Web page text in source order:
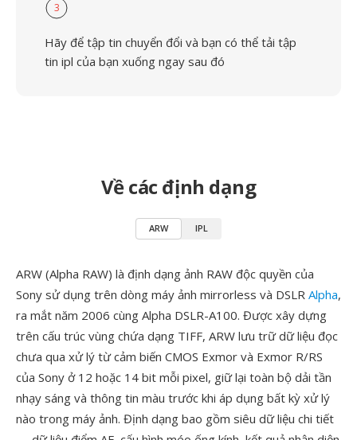
3
Hãy để tập tin chuyển đổi và bạn có thể tải tập
tin ipl của bạn xuống ngay sau đó
Về các định dạng
ARW IPL
ARW (Alpha RAW) là định dạng ảnh RAW độc quyền của
Sony sử dụng trên dòng máy ảnh mirrorless và DSLR Alpha,
ra mắt năm 2006 cùng Alpha DSLR-A100. Được xây dựng
trên cấu trúc vùng chứa dạng TIFF, ARW lưu trữ dữ liệu đọc
chưa qua xử lý từ cảm biến CMOS Exmor và Exmor R/RS
của Sony ở 12 hoặc 14 bit mỗi pixel, giữ lại toàn bộ dải tần
nhạy sáng và thông tin màu trước khi áp dụng bất kỳ xử lý
nào trong máy ảnh. Định dạng bao gồm siêu dữ liệu chi tiết